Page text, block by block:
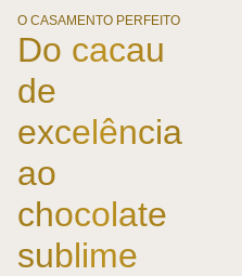
O CASAMENTO PERFEITO
Do cacau
de
excelência
ao
chocolate
sublime